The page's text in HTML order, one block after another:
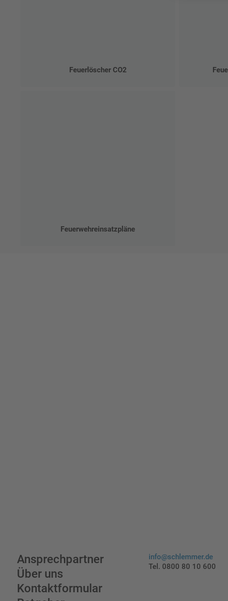
Feuerlöscher CO2
Feuerwehreinsatzpläne
Ansprechpartner
Über uns
Kontaktformular
info@schlemmer.de
Tel. 0800 80 10 600